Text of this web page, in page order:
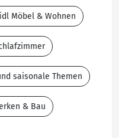
Möbel & Wohnen
saisonale Themen
& Bau